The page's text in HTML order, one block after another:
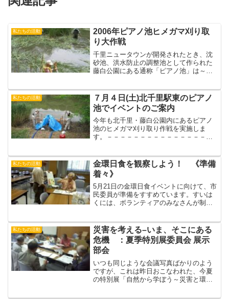
私たちの活動
2006年ピアノ池ヒメガマ刈り取
り大作戦
千里ニュータウンが開発されたとき、沈
砂池、洪水防止の調整池として作られた
藤白公園にある通称「ピアノ池」は～そ
た～千里ニュータウンの中でも自然が豊
かな池です。しかし水の中...
私たちの活動
７月４日(土)北千里駅東のピアノ
池でイベントのご案内
今年も北千里・藤白公園内にあるピアノ
池のヒメガマ刈り取り作戦を実施しま
す。－－－－－－－－－－－－－－－－
ら12時まで雨天時は： 2009年7月5日
（日）、200...
私たちの活動
金環日食を観察しよう！ 《準備
着々》
5月21日の金環日食イベントに向けて、市
民委員が準備をすすめています。すいは
くには、ボランティアのみなさんが制作
チョーもかけつける予定だとか（早起き
しなきゃ～♪）吹田市...
私たちの活動
災害を考える–いま、そこにある
危機 ：夏季特別展委員会 展示
部会
いつも同じような会議写真ばかりのよう
ですが、これは昨日おこなわれた、今夏
の特別展「自然から学ぼう～災害と環境